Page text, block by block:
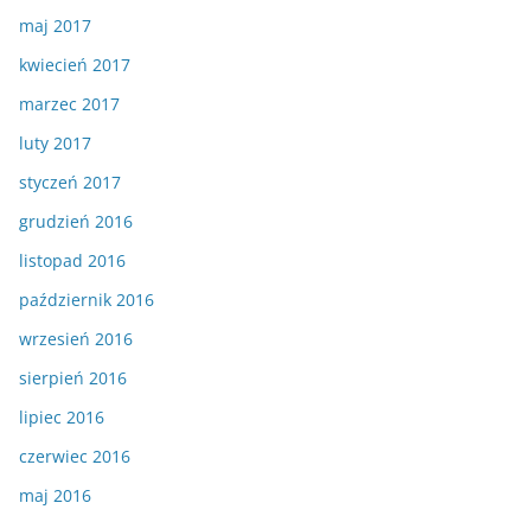
maj 2017
kwiecień 2017
marzec 2017
luty 2017
styczeń 2017
grudzień 2016
listopad 2016
październik 2016
wrzesień 2016
sierpień 2016
lipiec 2016
czerwiec 2016
maj 2016